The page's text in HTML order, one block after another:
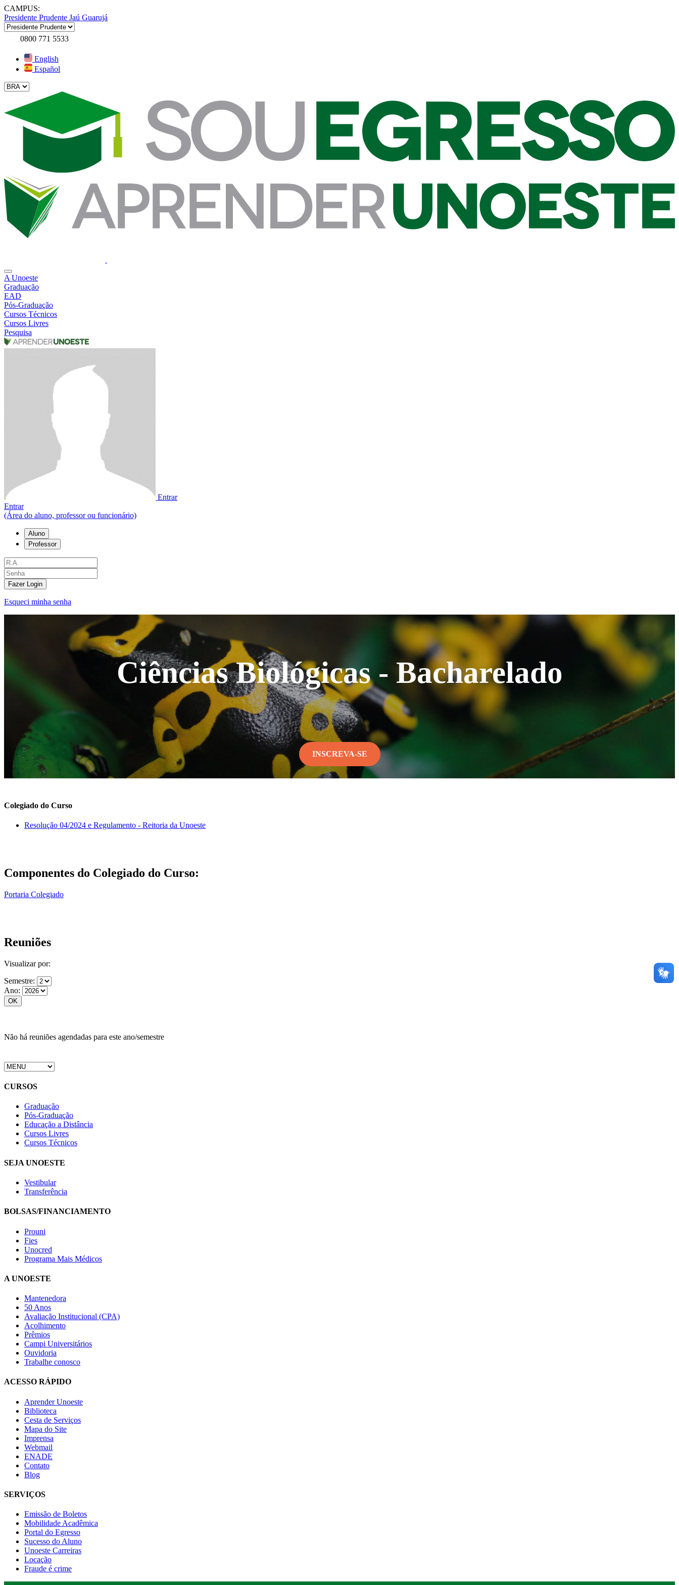
CAMPUS:
Presidente Prudente Jaú Guarujá
0800 771 5533
English
Español
A Unoeste
Graduação
EAD
Pós-Graduação
Cursos Técnicos
Cursos Livres
Pesquisa
Entrar
Entrar
(Área do aluno, professor ou funcionário)
Aluno
Professor
Fazer Login
Esqueci minha senha
Ciências Biológicas - Bacharelado
INSCREVA-SE
Colegiado do Curso
Resolução 04/2024 e Regulamento - Reitoria da Unoeste
Componentes do Colegiado do Curso:
Portaria Colegiado
Reuniões
Visualizar por:
Semestre:
Ano:
Não há reuniões agendadas para este ano/semestre
CURSOS
Graduação
Pós-Graduação
Educação a Distância
Cursos Livres
Cursos Técnicos
SEJA UNOESTE
Vestibular
Transferência
BOLSAS/FINANCIAMENTO
Prouni
Fies
Unocred
Programa Mais Médicos
A UNOESTE
Mantenedora
50 Anos
Avaliação Institucional (CPA)
Acolhimento
Prêmios
Campi Universitários
Ouvidoria
Trabalhe conosco
ACESSO RÁPIDO
Aprender Unoeste
Biblioteca
Cesta de Serviços
Mapa do Site
Imprensa
Webmail
ENADE
Contato
Blog
SERVIÇOS
Emissão de Boletos
Mobilidade Acadêmica
Portal do Egresso
Sucesso do Aluno
Unoeste Carreiras
Locação
Fraude é crime